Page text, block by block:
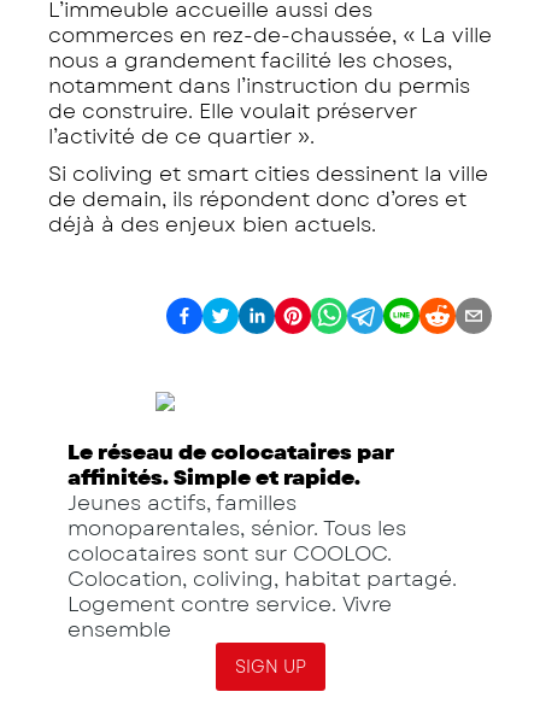
L’immeuble accueille aussi des
commerces en rez-de-chaussée, « La ville
nous a grandement facilité les choses,
notamment dans l’instruction du permis
de construire. Elle voulait préserver
l’activité de ce quartier ».
Si coliving et smart cities dessinent la ville
de demain, ils répondent donc d’ores et
déjà à des enjeux bien actuels.
Le réseau de colocataires par
affinités. Simple et rapide.
Jeunes actifs, familles
monoparentales, sénior. Tous les
colocataires sont sur COOLOC.
Colocation, coliving, habitat partagé.
Logement contre service. Vivre
ensemble
SIGN UP